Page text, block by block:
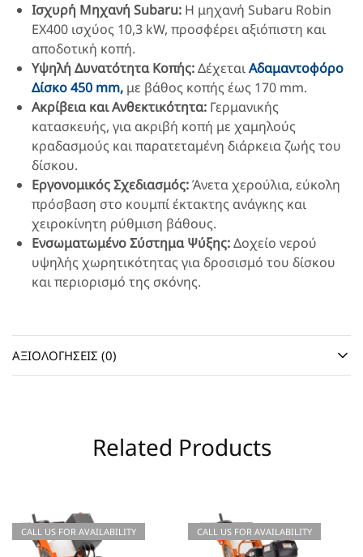
Ισχυρή Μηχανή Subaru: Η μηχανή Subaru Robin
EX400 ισχύος 10,3 kW, προσφέρει αξιόπιστη και
αποδοτική κοπή.
Υψηλή Δυνατότητα Κοπής:ΔέχεταιΑδαμαντοφόρο
Δίσκο 450 mm, με βάθος κοπής έως 170 mm.
Ακρίβεια και Ανθεκτικότητα: Γερμανικής
κατασκευής, για ακριβή κοπή με χαμηλούς
κραδασμούς και παρατεταμένη διάρκεια ζωής του
δίσκου.
Εργονομικός Σχεδιασμός:Άνετα χερούλια, εύκολη
πρόσβαση στο κουμπί έκτακτης ανάγκης και
χειροκίνητη ρύθμιση βάθους.
Ενσωματωμένο Σύστημα Ψύξης:Δοχείο νερού
υψηλής χωρητικότητας για δροσισμό του δίσκου
και περιορισμό της σκόνης.
ΑΞΙΟΛΟΓΉΣΕΙΣ (0)
Related Products
CALL US FOR QUOTATIONS
CALL US FOR AVAILABILITY CALL US FOR QUOTATIONS
CALL US FOR AVAILABILITY